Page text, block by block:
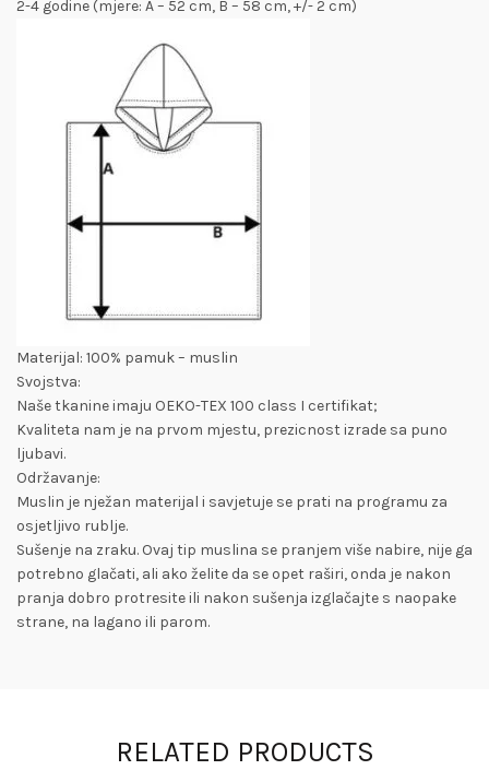
2-4 godine (mjere: A – 52 cm, B – 58 cm, +/- 2 cm)
Materijal: 100% pamuk – muslin
Svojstva:
Naše tkanine imaju OEKO-TEX 100 class I certifikat;
Kvaliteta nam je na prvom mjestu, prezicnost izrade sa puno
ljubavi.
Održavanje:
Muslin je nježan materijal i savjetuje se prati na programu za
osjetljivo rublje.
Sušenje na zraku. Ovaj tip muslina se pranjem više nabire, nije ga
potrebno glačati, ali ako želite da se opet raširi, onda je nakon
pranja dobro protresite ili nakon sušenja izglačajte s naopake
strane, na lagano ili parom.
RELATED PRODUCTS